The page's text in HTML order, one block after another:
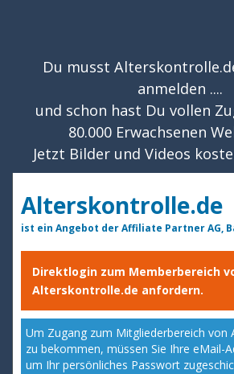
Du musst
anmelden ....
und schon hast Du vollen
80.000 Erwachsenen
Jetzt Bilder und Videos
Alterskontrolle.de
ist ein Angebot der Affiliate Partner AG,
Direktlogin zum Memberbereich
Alterskontrolle.de anfordern.
Um Zugang zum Mitgliederbereich von
zu bekommen, müssen Sie Ihre eMail-
um Ihr persönliches Passwort